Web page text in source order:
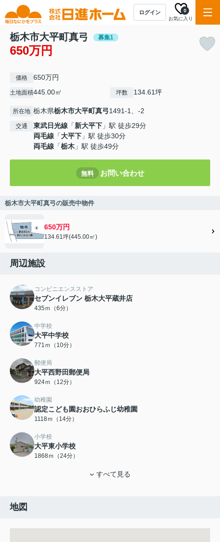
ログイン
お気に入り
0
栃木市大平町真弓 募集1
650万円
価格 650万円
土地面積445.00㎡ 坪数 134.61坪
所在地 栃木県栃木市大平町真弓1491-1、-2
交通 東武日光線 「新大平下 」駅 徒歩29分
両毛線 「大平下 」駅 徒歩30分
両毛線 「栃木 」駅 徒歩49分
無料 お問い合わせ
栃木市大平町真弓の販売中物件
650万円
134.61坪(445.00㎡)
周辺施設
コンビニエンスストア
セブンイレブン 栃木大平蔵井店
435ｍ（6分）
中学校
大平中学校
771ｍ（10分）
郵便局
大平西野田郵便局
924ｍ（12分）
幼稚園
認定こども園おおひらふじ幼稚園
1118ｍ（14分）
小学校
大平東小学校
1868ｍ（24分）
すべて見る
地図